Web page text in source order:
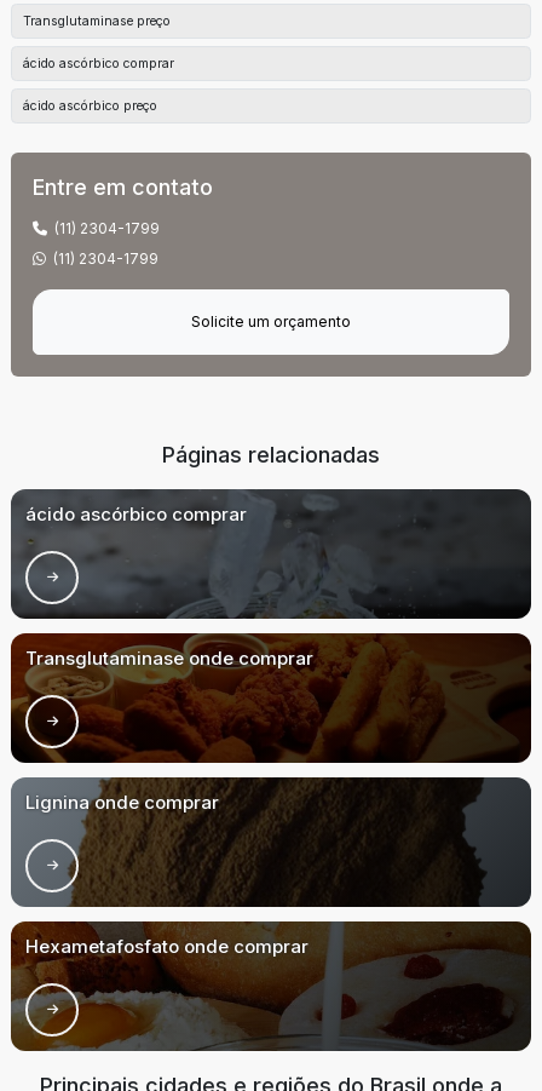
Transglutaminase preço
ácido ascórbico comprar
ácido ascórbico preço
Entre em contato
(11) 2304-1799
(11) 2304-1799
Solicite um orçamento
Páginas relacionadas
ácido ascórbico comprar
Transglutaminase onde comprar
Lignina onde comprar
Hexametafosfato onde comprar
Principais cidades e regiões do Brasil onde a